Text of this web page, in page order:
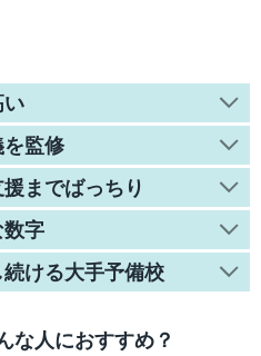
監修
までばっちり
字
ける大手予備校
な人におすすめ？